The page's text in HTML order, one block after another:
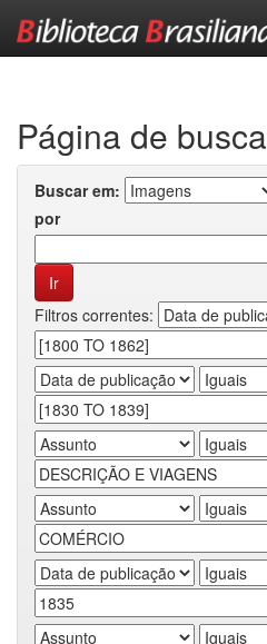
Página de busca
Buscar em:
por
Filtros correntes: